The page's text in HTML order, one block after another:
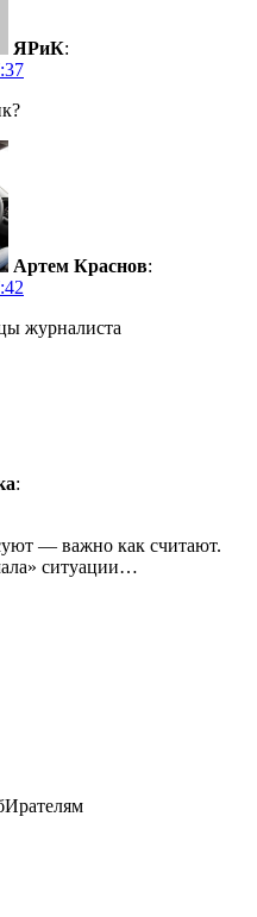
ЯРиК:
Артем Краснов:
журналиста
:
— важно как считают.
ситуации…